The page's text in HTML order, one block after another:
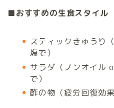
■おすすめの生食スタイル
スティックきゅうり
塩で）
サラダ（ノンオイル
で）
酢の物（疲労回復効果